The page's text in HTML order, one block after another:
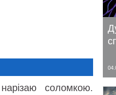
соломкою.